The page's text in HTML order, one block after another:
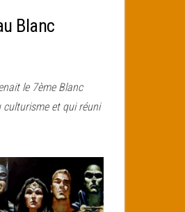
Blanc
le 7ème Blanc
culturisme et qui réuni